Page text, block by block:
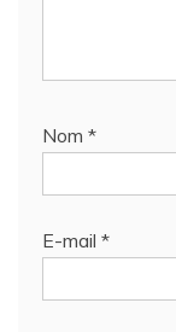
Nom *
E-mail *